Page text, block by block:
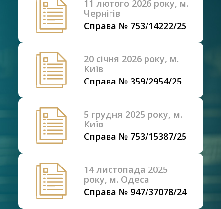
11 лютого 2026 року, м.
Чернігів
Справа № 753/14222/25
20 січня 2026 року, м.
Київ
Справа № 359/2954/25
5 грудня 2025 року, м.
Київ
Справа № 753/15387/25
14 листопада 2025
року, м. Одеса
Справа № 947/37078/24